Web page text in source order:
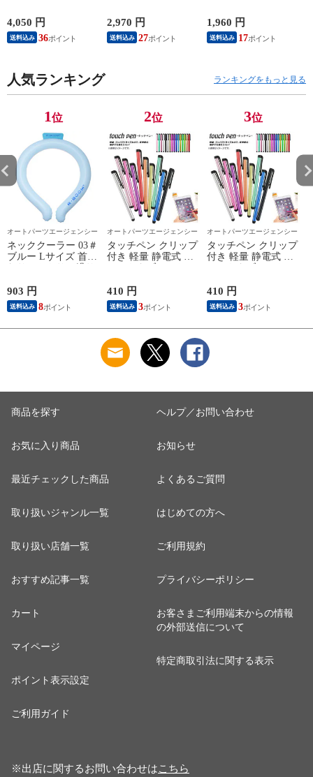
4,050 円
送料込み 36
2,970 円
送料込み 27
1,960 円
送料込み 17
人気ランキング ランキングをもっと見る
1位
オートパーツエージェンシー
ネッククーラー 03＃
ブルー Lサイズ 首ま
L03BL
903 円
送料込み 8
2位
オートパーツエージェンシー
タッチペン クリップ
付き 軽量 静電式 ス
AP-TH147
410 円
送料込み 3
3位
オートパーツエージェンシー
タッチペン クリップ
付き 軽量 静電式 ス
AP-TH147
410 円
送料込み 3
商品を探す
お気に入り商品
最近チェックした商品
取り扱いジャンル一覧
取り扱い店舗一覧
おすすめ記事一覧
カート
マイページ
ポイント表示設定
ご利用ガイド
ヘルプ／お問い合わせ
お知らせ
よくあるご質問
はじめての方へ
ご利用規約
プライバシーポリシー
お客さまご利用端末からの情報
の外部送信について
特定商取引法に関する表示
※出店に関するお問い合わせはこちら